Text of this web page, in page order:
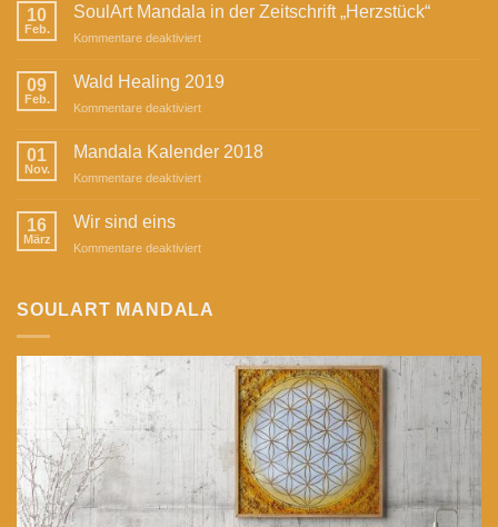
10
Feb.
SoulArt Mandala in der Zeitschrift „Herzstück“
Kommentare deaktiviertfür
Mandala
der
„Herzstück“
09
Feb.
Wald Healing 2019
Kommentare deaktiviertfür
Healing
01
Nov.
Mandala Kalender 2018
Kommentare deaktiviertfür
16
März
Wir sind eins
Kommentare deaktiviertfür
eins
SOULART MANDALA